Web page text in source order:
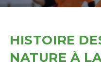
HISTOIRE
NATURE À